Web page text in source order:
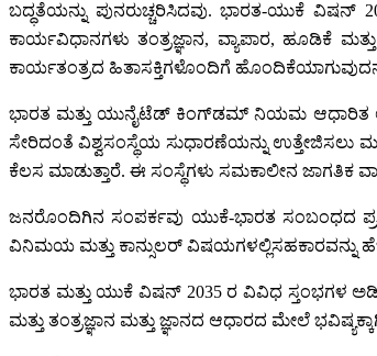
ಬದ್ಧತೆಯನ್ನು ಪುನರುಚ್ಚರಿಸಿದವು. ಭಾರತ-ಯುಕೆ ವಿಷನ್‌
ಕಾರ್ಯವಿಧಾನಗಳು ತಂತ್ರಜ್ಞಾನ, ವ್ಯಾಪಾರ, ಹೂಡಿಕೆ
ಕಾರ್ಯತಂತ್ರದ ಹಿತಾಸಕ್ತಿಗಳೊಂದಿಗೆ
ಭಾರತ ಮತ್ತು ಯುನೈಟೆಡ್‌ ಕಿಂಗ್‌ಡಮ್‌ ನಿಯಮ ಆಧಾರಿತ
ಸೇರಿದಂತೆ ವಿಶ್ವಸಂಸ್ಥೆಯ ಸುಧಾರಣೆಯನ್ನು ಉತ್ತೇಜಿಸಲು
ಕೆಲಸ ಮಾಡುತ್ತಾರೆ. ಈ ಸಂಸ್ಥೆಗಳು ಸಮಕಾಲೀನ ಜಾಗತಿಕ
ಜನರೊಂದಿಗಿನ ಸಂಪರ್ಕವು ಯುಕೆ-ಭಾರತ ಸಂಬಂಧದ
ವಿನಿಮಯ ಮತ್ತು ಕಾನ್ಸುಲರ್‌ ವಿಷಯಗಳಲ್ಲಿಸಹಕಾರವನ್ನು
ಭಾರತ ಮತ್ತು ಯುಕೆ ವಿಷನ್‌ 2035 ರ ವಿವಿಧ ಸ್ತಂಭಗಳ
ಮತ್ತು ತಂತ್ರಜ್ಞಾನ ಮತ್ತು ಜ್ಞಾನದ ಆಧಾರದ ಮೇಲೆ